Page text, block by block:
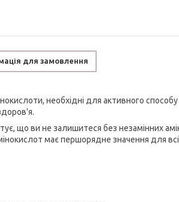
для замовлення
необхідні для активного
що ви не залишитеся без незамінних
має першорядне значення для